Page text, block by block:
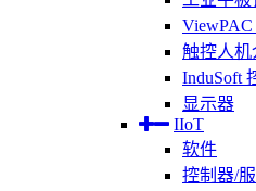
触控人机
InduSoft
显示器
IIoT
软件
控制器/